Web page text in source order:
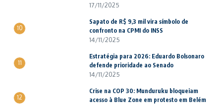
17/11/2025
10
Sapato de R$ 9,3 mil vira símbolo de
confronto na CPMI do INSS
14/11/2025
11
Estratégia para 2026: Eduardo Bolsonaro
defende prioridade ao Senado
14/11/2025
12
Crise na COP 30: Munduruku bloqueiam
acesso à Blue Zone em protesto em Belém